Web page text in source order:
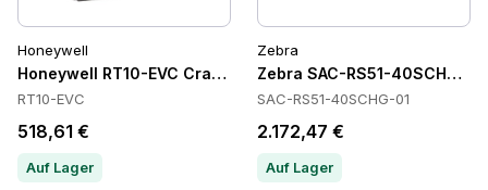
Honeywell
Honeywell RT10-EVC Cradles
RT10-EVC
518,61 €
Auf Lager
Zebra
Zebra SAC-RS51-40SCHG-
SAC-RS51-40SCHG-01
2.172,47 €
Auf Lager